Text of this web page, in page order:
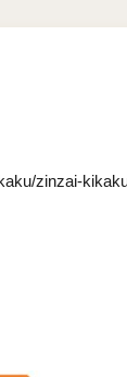
zinzai-